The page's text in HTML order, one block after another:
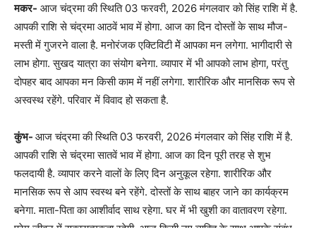
मकर- आज चंद्रमा की स्थिति 03 फरवरी, 2026 मंगलवार को सिंह राशि में है.
आपकी राशि से चंद्रमा आठवें भाव में होगा. आज का दिन दोस्तों के साथ मौज-
मस्ती में गुजरने वाला है. मनोरंजक एक्टिविटी मेें आपका मन लगेगा. भागीदारी से
लाभ होगा. सुखद यात्रा का संयोग बनेगा. व्यापार में भी आपको लाभ होगा, परंतु
दोपहर बाद आपका मन किसी काम में नहीं लगेगा. शारीरिक और मानसिक रूप से
अस्वस्थ रहेंगे. परिवार में विवाद हो सकता है.
कुंभ- आज चंद्रमा की स्थिति 03 फरवरी, 2026 मंगलवार को सिंह राशि में है.
आपकी राशि से चंद्रमा सातवें भाव में होगा. आज का दिन पूरी तरह से शुभ
फलदायी है. व्यापार करने वालों के लिए दिन अनुकूल रहेगा. शारीरिक और
मानसिक रूप से आप स्वस्थ बने रहेंगे. दोस्तों के साथ बाहर जाने का कार्यक्रम
बनेगा. माता-पिता का आशीर्वाद साथ रहेगा. घर में भी खुशी का वातावरण रहेगा.